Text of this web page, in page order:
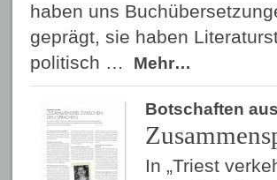
haben uns
geprägt, sie haben
politisch …
Mehr…
Botschaften
In „Triest